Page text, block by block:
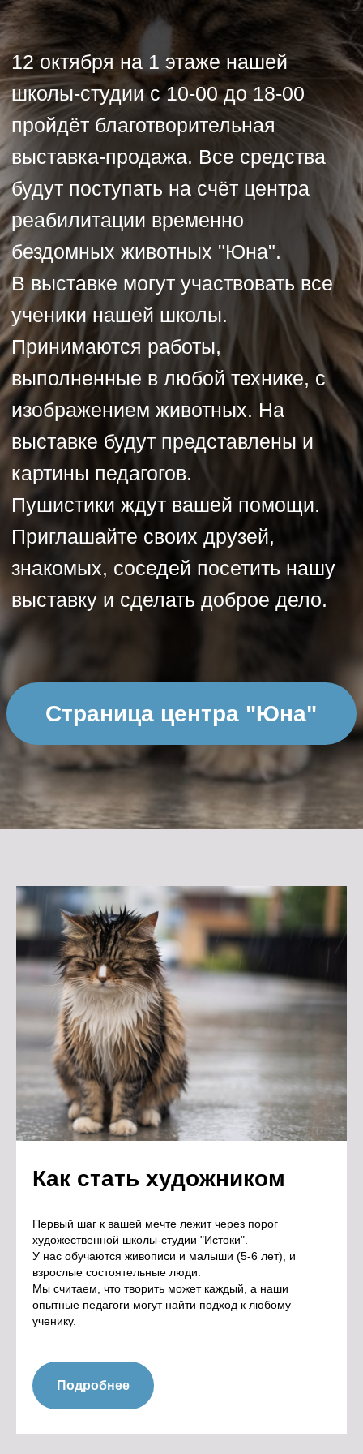
Генерала Смирнова \ 4
+7(925)188-84-09
ОПЛАТА Студия "Лепим+"
Станковая
скульптура
Радиоэлектроника
/ моделирование
Лоскутный дизайн
Художественная
школа
Черчение,
выставка-продажа. Все средства
будут поступать на счёт центра
реабилитации временно
бездомных животных "Юна".
В выставке могут участвовать все
ученики нашей школы.
выполненные в любой технике, с
изображением животных. На
выставке будут представлены и
картины педагогов.
Пушистики ждут вашей помощи.
Приглашайте своих друзей,
знакомых, соседей посетить нашу
выставку и сделать доброе дело.
Страница центра "Юна"
Как стать художником
Первый шаг к вашей мечте лежит через порог
художественной школы-студии "Истоки".
У нас обучаются живописи и малыши (5-6 лет), и
взрослые состоятельные люди.
Мы считаем, что творить может каждый, а наши
опытные педагоги могут найти подход к любому
ученику.
Подробнее